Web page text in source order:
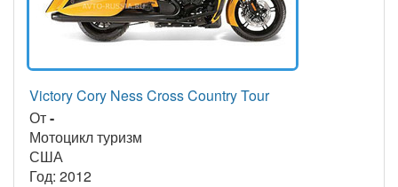
Victory Cory Ness Cross Country Tour
От-
Мотоцикл туризм
США
Год: 2012